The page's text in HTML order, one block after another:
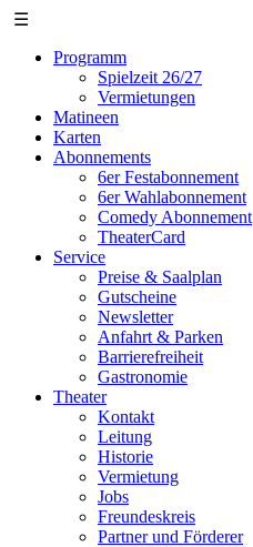
☰
Programm
Spielzeit 26/27
Vermietungen
Matineen
Karten
Abonnements
6er Festabonnement
6er Wahlabonnement
Comedy Abonnement
TheaterCard
Service
Preise & Saalplan
Gutscheine
Newsletter
Anfahrt & Parken
Barrierefreiheit
Gastronomie
Theater
Kontakt
Leitung
Historie
Vermietung
Jobs
Freundeskreis
Partner und Förderer